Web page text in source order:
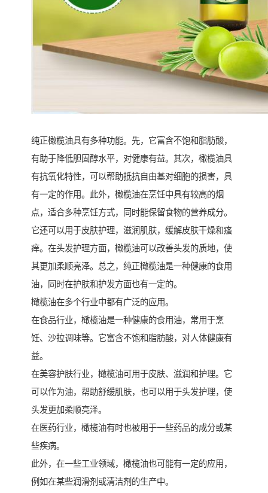
纯正橄榄油具有多种功能。先，它富含不饱和脂肪酸，
有助于降低胆固醇水平，对健康有益。其次，橄榄油具
有抗氧化特性，可以帮助抵抗自由基对细胞的损害，具
有一定的作用。此外，橄榄油在烹饪中具有较高的烟
点，适合多种烹饪方式，同时能保留食物的营养成分。
它还可以用于皮肤护理，滋润肌肤，缓解皮肤干燥和瘙
痒。在头发护理方面，橄榄油可以改善头发的质地，使
其更加柔顺亮泽。总之，纯正橄榄油是一种健康的食用
油，同时在护肤和护发方面也有一定的。
橄榄油在多个行业中都有广泛的应用。
在食品行业，橄榄油是一种健康的食用油，常用于烹
饪、沙拉调味等。它富含不饱和脂肪酸，对人体健康有
益。
在美容护肤行业，橄榄油可用于皮肤、滋润和护理。它
可以作为油，帮助舒缓肌肤，也可以用于头发护理，使
头发更加柔顺亮泽。
在医药行业，橄榄油有时也被用于一些药品的成分或某
些疾病。
此外，在一些工业领域，橄榄油也可能有一定的应用，
例如在某些润滑剂或清洁剂的生产中。